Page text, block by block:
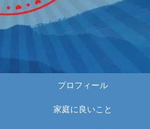
プロフィール
家庭に良いこと